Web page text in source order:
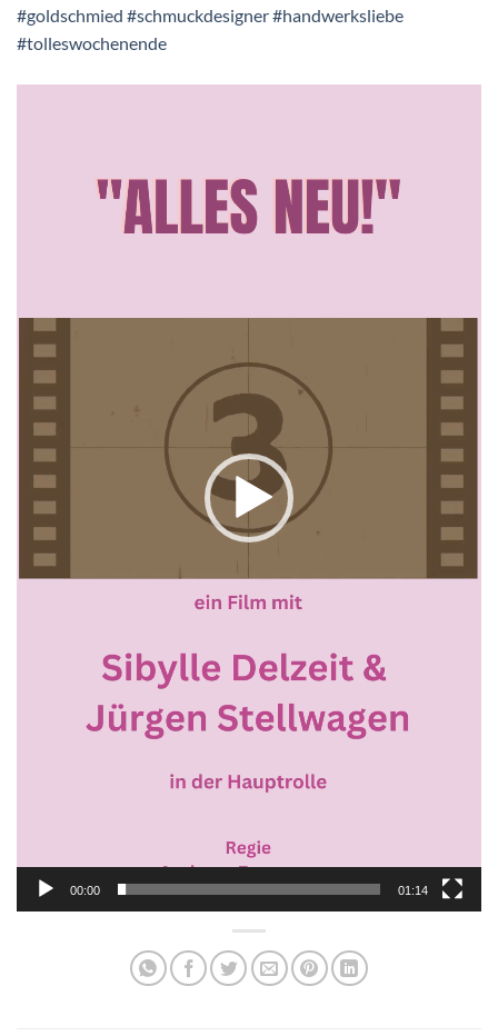
#goldschmied #schmuckdesigner#handwerksliebe
#tolleswochenende
00:00 01:14